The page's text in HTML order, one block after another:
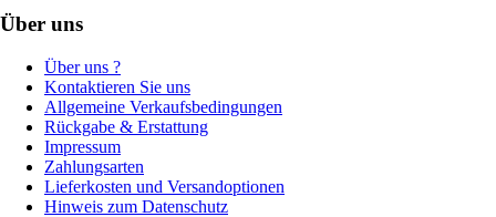
Über uns
Über uns ?
Kontaktieren Sie uns
Allgemeine Verkaufsbedingungen
Rückgabe & Erstattung
Impressum
Zahlungsarten
Lieferkosten und Versandoptionen
Hinweis zum Datenschutz